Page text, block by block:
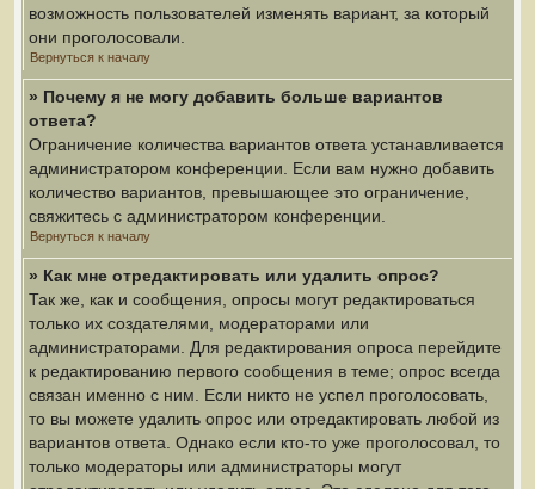
возможность пользователей изменять вариант, за который
они проголосовали.
Вернуться к началу
» Почему я не могу добавить больше вариантов
ответа?
Ограничение количества вариантов ответа устанавливается
администратором конференции. Если вам нужно добавить
количество вариантов, превышающее это ограничение,
свяжитесь с администратором конференции.
Вернуться к началу
» Как мне отредактировать или удалить опрос?
Так же, как и сообщения, опросы могут редактироваться
только их создателями, модераторами или
администраторами. Для редактирования опроса перейдите
к редактированию первого сообщения в теме; опрос всегда
связан именно с ним. Если никто не успел проголосовать,
то вы можете удалить опрос или отредактировать любой из
вариантов ответа. Однако если кто-то уже проголосовал, то
только модераторы или администраторы могут